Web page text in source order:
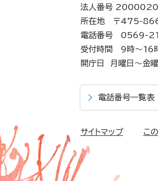
法人番号
所在地 〒475-
電話番号 0569-
受付時間 9時～16時
開庁日 月曜日～金
電話番号一覧表
サイトマップ こ